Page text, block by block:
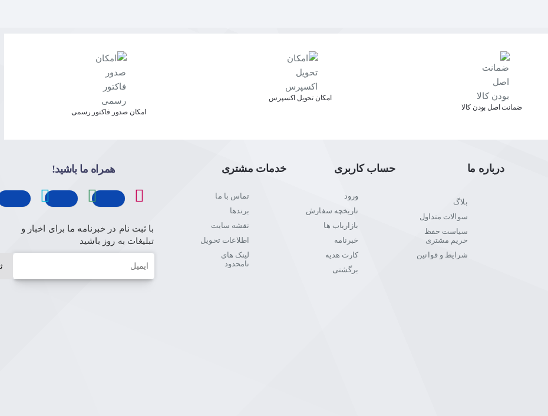
ﺿﻤﺎﻧﺖ اﺻﻞ ﺑﻮدن ﮐﺎﻟﺎ
اﻣﮑﺎن ﺗﺤﻮﯾﻞ اﮐﺴﭙﺮس
امکان صدور فاکتور رسمی
درباره ما
بلاگ
سوالات متداول
سیاست حفظ
حریم مشتری
شرایط و قوانین
حساب کاربری
ورود
تاریخچه سفارش
بازاریاب ها
خبرنامه
کارت هدیه
برگشتی
خدمات مشتری
تماس با ما
برندها
نقشه سایت
اطلاعات تحویل
لینک های
نامحدود
همراه ما باشید!
با ثبت نام در خبرنامه ما برای اخبار و
تبلیغات به روز باشید
ایمیل